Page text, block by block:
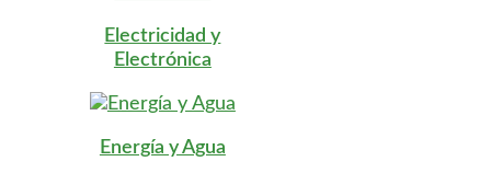
Electricidad y
Electrónica
Energía y Agua